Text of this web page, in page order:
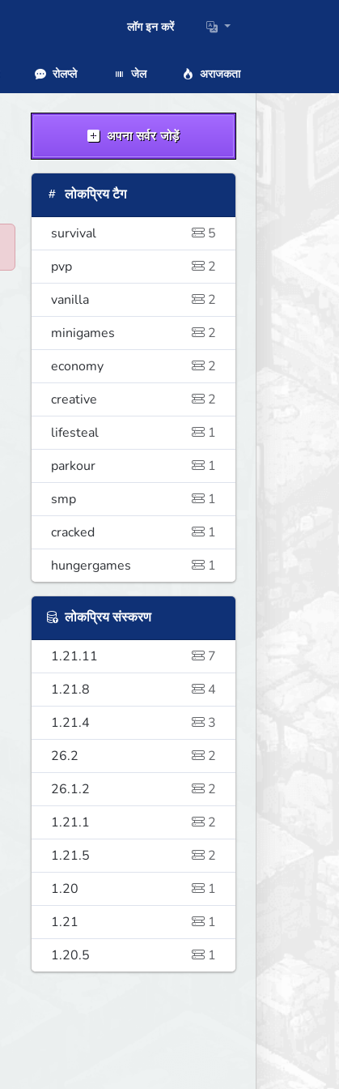
लॉग इन करें
रोलप्ले जेल अराजकता
अपना सर्वर जोड़ें
लोकप्रिय टैग
survival
5
pvp
2
vanilla
2
minigames
2
economy
2
creative
2
lifesteal
1
parkour
1
smp
1
cracked
1
hungergames
1
लोकप्रिय संस्करण
1.21.11
7
1.21.8
4
1.21.4
3
26.2
2
26.1.2
2
1.21.1
2
1.21.5
2
1.20
1
1.21
1
1.20.5
1